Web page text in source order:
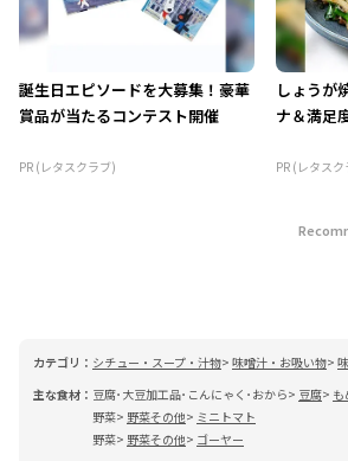
誕生日エピソードを大募集！豪華
賞品が当たるコンテスト開催
PR (レタスクラブ)
しょうが
ナ＆満足
PR (レタス
カテゴリ： シチュー・スープ・汁物 味噌汁・お吸い物
主な食材： 豆腐･大豆加工品･こんにゃく･おから 豆腐
野菜
野菜その他
ミニトマト
野菜
野菜その他
ゴーヤー